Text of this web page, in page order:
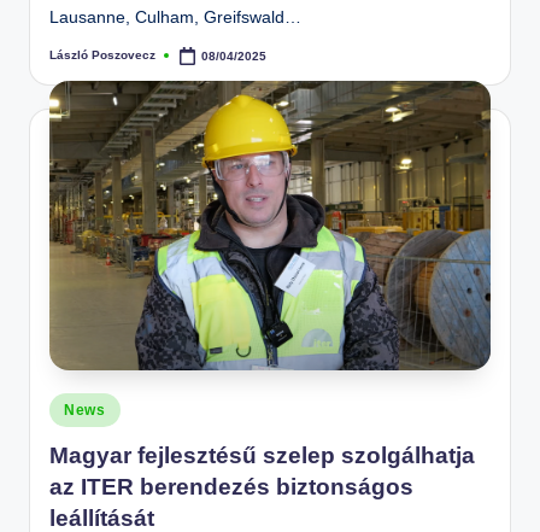
Lausanne, Culham, Greifswald…
Posted
László Poszovecz 08/04/2025
Posted
in
News
Magyar fejlesztésű szelep szolgálhatja
az ITER berendezés biztonságos
leállítását